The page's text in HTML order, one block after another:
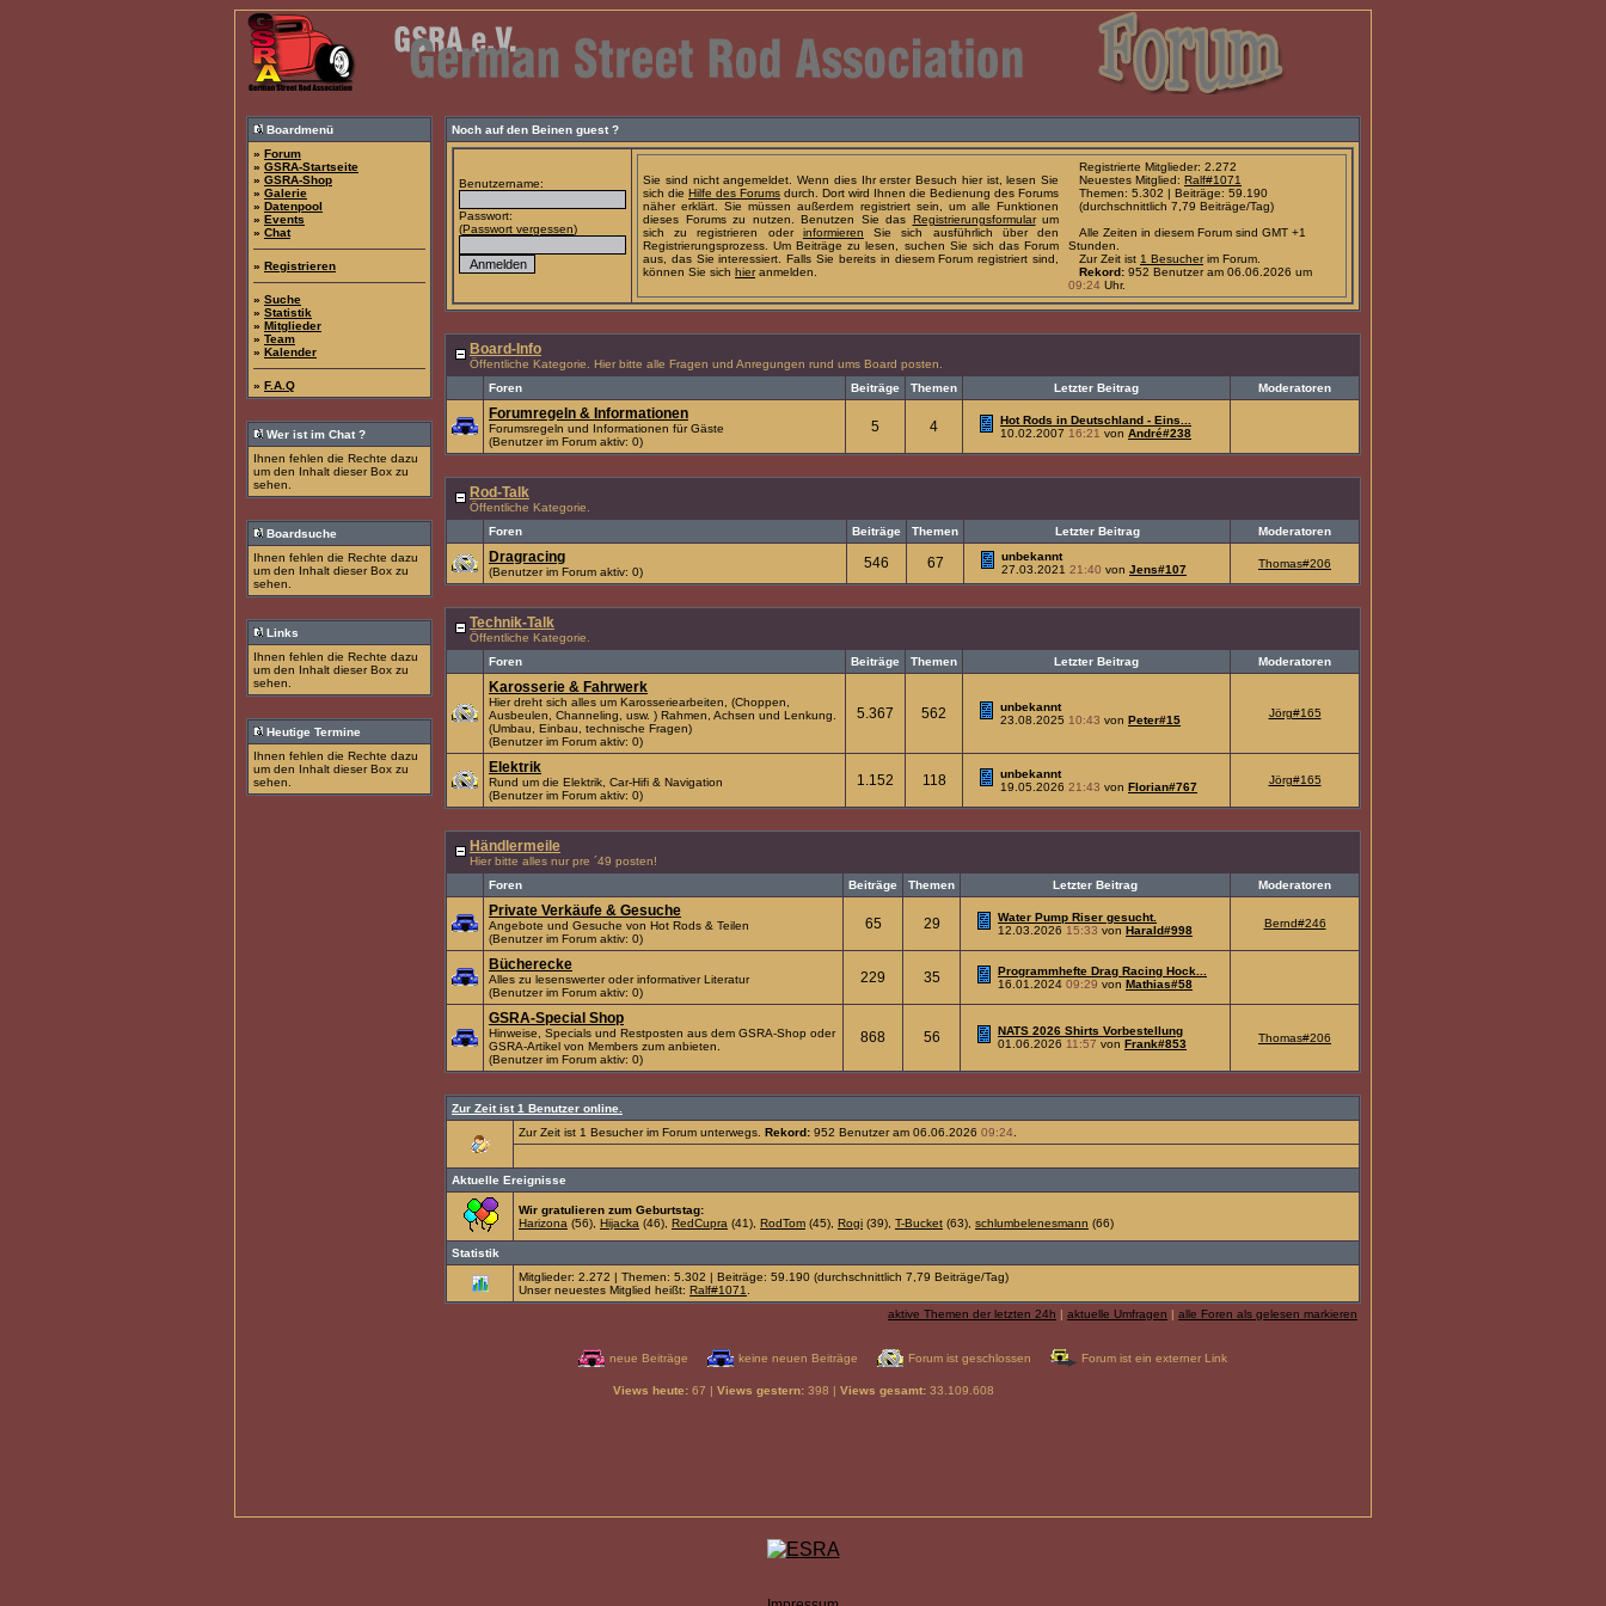
Boardmenü
» Forum
» GSRA-Startseite
» GSRA-Shop
» Galerie
» Datenpool
» Events
» Chat
» Registrieren
» Suche
» Statistik
» Mitglieder
» Team
» Kalender
» F.A.Q
Wer ist im Chat ?
Ihnen fehlen die Rechte dazu
um den Inhalt dieser Box zu
sehen.
Boardsuche
Ihnen fehlen die Rechte dazu
um den Inhalt dieser Box zu
sehen.
Links
Ihnen fehlen die Rechte dazu
um den Inhalt dieser Box zu
sehen.
Heutige Termine
Ihnen fehlen die Rechte dazu
um den Inhalt dieser Box zu
sehen.
Noch auf den Beinen guest ?
Benutzername:
Passwort:
(Passwort vergessen)
Sie sind nicht angemeldet. Wenn dies Ihr erster Besuch hier ist, lesen Sie
sich die Hilfe des Forums durch. Dort wird Ihnen die Bedienung des Forums
näher erklärt. Sie müssen außerdem registriert sein, um alle Funktionen
dieses Forums zu nutzen. Benutzen Sie das Registrierungsformularum
sich zu registrieren oder informieren Sie sich ausführlich über den
Registrierungsprozess. Um Beiträge zu lesen, suchen Sie sich das Forum
aus, das Sie interessiert. Falls Sie bereits in diesem Forum registriert sind,
können Sie sich hieranmelden.
Registrierte Mitglieder: 2.272
Neuestes Mitglied: Ralf#1071
Themen: 5.302 | Beiträge: 59.190
(durchschnittlich 7,79 Beiträge/Tag)
Alle Zeiten in diesem Forum sind GMT +1
Stunden.
Zur Zeit ist 1 Besucherim Forum.
Rekord: 952 Benutzer am 06.06.2026 um
09:24 Uhr.
Board-Info
Öffentliche Kategorie. Hier bitte alle Fragen und Anregungen rund ums Board posten.
Foren
Beiträge Themen Letzter Beitrag Moderatoren
Forumregeln & Informationen
Forumsregeln und Informationen für Gäste
(Benutzer im Forum aktiv: 0)
5 4
Hot Rods in Deutschland - Eins...
10.02.2007 16:21 von André#238
Rod-Talk
Öffentliche Kategorie.
Foren
Beiträge Themen Letzter Beitrag Moderatoren
Dragracing
(Benutzer im Forum aktiv: 0)
546 67
unbekannt
27.03.2021 21:40 von Jens#107 Thomas#206
Technik-Talk
Öffentliche Kategorie.
Foren
Beiträge Themen Letzter Beitrag Moderatoren
Karosserie & Fahrwerk
Hier dreht sich alles um Karosseriearbeiten, (Choppen,
Ausbeulen, Channeling, usw. ) Rahmen, Achsen und Lenkung.
(Umbau, Einbau, technische Fragen)
(Benutzer im Forum aktiv: 0)
5.367 562
unbekannt
23.08.2025 10:43 von Peter#15
Jörg#165
Elektrik
Rund um die Elektrik, Car-Hifi & Navigation
(Benutzer im Forum aktiv: 0)
1.152 118
unbekannt
19.05.2026 21:43 von Florian#767
Jörg#165
Händlermeile
Hier bitte alles nur pre ´49 posten!
Foren
Beiträge Themen Letzter Beitrag Moderatoren
Private Verkäufe & Gesuche
Angebote und Gesuche von Hot Rods & Teilen
(Benutzer im Forum aktiv: 0)
65 29
Water Pump Riser gesucht.
12.03.2026 15:33 von Harald#998
Bernd#246
Bücherecke
Alles zu lesenswerter oder informativer Literatur
(Benutzer im Forum aktiv: 0)
229 35
Programmhefte Drag Racing Hock...
16.01.2024 09:29 von Mathias#58
GSRA-Special Shop
Hinweise, Specials und Restposten aus dem GSRA-Shop oder
GSRA-Artikel von Members zum anbieten.
(Benutzer im Forum aktiv: 0)
868 56
NATS 2026 Shirts Vorbestellung
01.06.2026 11:57 von Frank#853 Thomas#206
Zur Zeit ist 1 Benutzer online.
Zur Zeit ist 1 Besucher im Forum unterwegs. Rekord: 952 Benutzer am 06.06.2026 09:24
Aktuelle Ereignisse
Wir gratulieren zum Geburtstag:
Harizona (56), Hijacka (46), RedCupra (41), RodTom (45), Rogi (39), T-Bucket (63), schlumbelenesmann (66)
Statistik
Mitglieder: 2.272 | Themen: 5.302 | Beiträge: 59.190 (durchschnittlich 7,79 Beiträge/Tag)
Unser neuestes Mitglied heißt: Ralf#1071
aktive Themen der letzten 24h | aktuelle Umfragen | alle Foren als gelesen markieren
neue Beiträge keine neuen Beiträge Forum ist geschlossen Forum ist ein externer Link
Views heute:67 | Views gestern:398 | Views gesamt:33.109.608